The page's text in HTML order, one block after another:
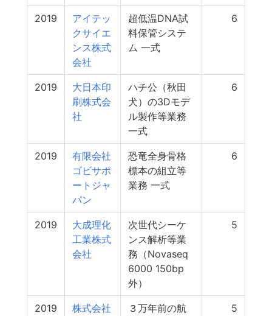
2019
アイテッ
クサイエ
ンス株式
会社
超低温DNA試
料保管システ
ム 一式
6
2019
大日本印
刷株式会
社
ハチ公（秋田
犬）の3Dモデ
ル製作等業務
一式
6
2019
有限会社
ゴビサポ
ートジャ
パン
恐竜全身骨格
標本の組立等
業務 一式
6
2019
大成理化
工業株式
会社
次世代シーケ
ンス解析等業
務（Novaseq
6000 150bp
外）
5
2019
株式会社
３万年前の航
5